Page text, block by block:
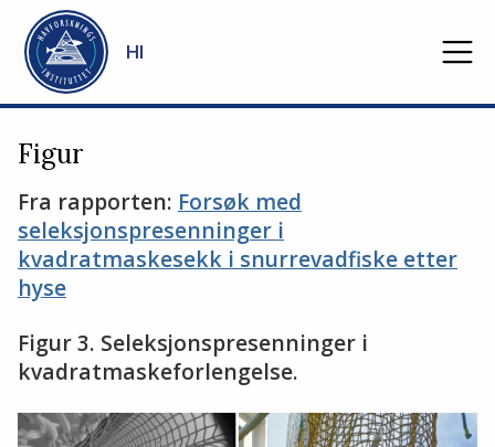
Gå til hovedinnhold
HI
Figur
Fra rapporten: Forsøk med
seleksjonspresenninger i
kvadratmaskesekk i snurrevadfiske etter
hyse
Figur 3. Seleksjonspresenninger i
kvadratmaskeforlengelse.